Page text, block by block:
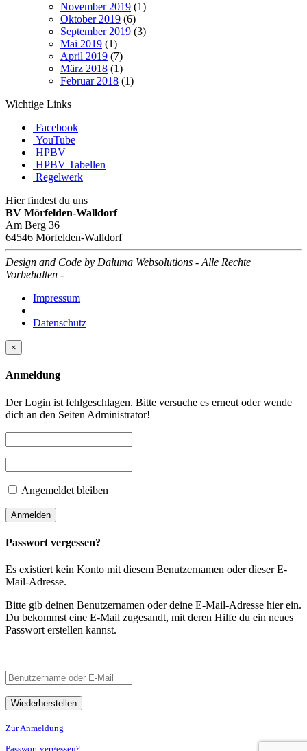
November 2019 (1)
Oktober 2019 (6)
September 2019 (3)
Mai 2019 (1)
April 2019 (7)
März 2018 (1)
Februar 2018 (1)
Wichtige Links
Facebook
YouTube
HPBV
HPBV Tabellen
Regelwerk
Hier findest du uns
BV Mörfelden-Walldorf
Am Berg 36
64546 Mörfelden-Walldorf
Design and Code by Daluma Websolutions - Alle Rechte
Vorbehalten -
Impressum
|
Datenschutz
×
Anmeldung
Der Login ist fehlgeschlagen. Bitte versuche es erneut oder wende
dich an den Seiten Administrator!
Angemeldet bleiben
Passwort vergessen?
Es existiert kein Konto mit diesem Benutzernamen oder dieser E-
Mail-Adresse.
Bitte gib deinen Benutzernamen oder deine E-Mail-Adresse hier ein.
Du bekommst eine E-Mail zugesandt, mit deren Hilfe du ein neues
Passwort erstellen kannst.
Zur Anmeldung
Passwort vergessen?